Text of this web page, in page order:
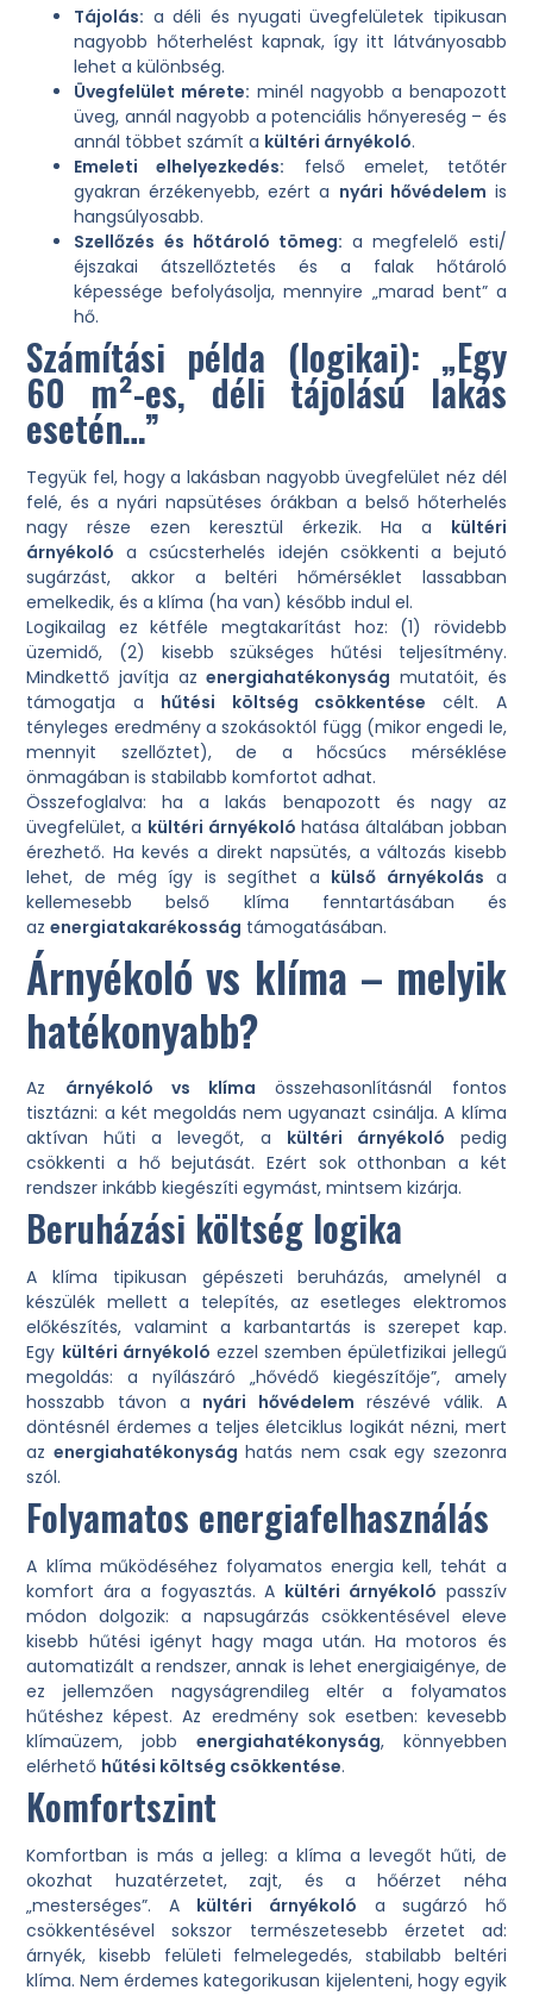
Tájolás: a déli és nyugati üvegfelületek tipikusan
nagyobb hőterhelést kapnak, így itt látványosabb
lehet a különbség.
Üvegfelület mérete: minél nagyobb a benapozott
üveg, annál nagyobb a potenciális hőnyereség – és
annál többet számít a kültéri árnyékoló.
Emeleti elhelyezkedés: felső emelet, tetőtér
gyakran érzékenyebb, ezért a nyári hővédelem is
hangsúlyosabb.
Szellőzés és hőtároló tömeg: a megfelelő esti/
éjszakai átszellőztetés és a falak hőtároló
képessége befolyásolja, mennyire „marad bent” a
hő.
Számítási példa (logikai): „Egy
60 m²-es, déli tájolású lakás
esetén…”
Tegyük fel, hogy a lakásban nagyobb üvegfelület néz dél
felé, és a nyári napsütéses órákban a belső hőterhelés
nagy része ezen keresztül érkezik. Ha a kültéri
árnyékoló a csúcsterhelés idején csökkenti a bejutó
sugárzást, akkor a beltéri hőmérséklet lassabban
emelkedik, és a klíma (ha van) később indul el.
Logikailag ez kétféle megtakarítást hoz: (1) rövidebb
üzemidő, (2) kisebb szükséges hűtési teljesítmény.
Mindkettő javítja azenergiahatékonyság mutatóit, és
támogatja a hűtési költség csökkentése célt. A
tényleges eredmény a szokásoktól függ (mikor engedi le,
mennyit szellőztet), de a hőcsúcs mérséklése
önmagában is stabilabb komfortot adhat.
Összefoglalva: ha a lakás benapozott és nagy az
üvegfelület, a kültéri árnyékoló hatása általában jobban
érezhető. Ha kevés a direkt napsütés, a változás kisebb
lehet, de még így is segíthet a külső árnyékolás a
kellemesebb belső klíma fenntartásában és
azenergiatakarékosság támogatásában.
Árnyékoló vs klíma – melyik
hatékonyabb?
Az árnyékoló vs klíma összehasonlításnál fontos
tisztázni: a két megoldás nem ugyanazt csinálja. A klíma
aktívan hűti a levegőt, a kültéri árnyékoló pedig
csökkenti a hő bejutását. Ezért sok otthonban a két
rendszer inkább kiegészíti egymást, mintsem kizárja.
Beruházási költség logika
A klíma tipikusan gépészeti beruházás, amelynél a
készülék mellett a telepítés, az esetleges elektromos
előkészítés, valamint a karbantartás is szerepet kap.
Egy kültéri árnyékoló ezzel szemben épületfizikai jellegű
megoldás: a nyílászáró „hővédő kiegészítője”, amely
hosszabb távon a nyári hővédelem részévé válik. A
döntésnél érdemes a teljes életciklus logikát nézni, mert
az energiahatékonyság hatás nem csak egy szezonra
szól.
Folyamatos energiafelhasználás
A klíma működéséhez folyamatos energia kell, tehát a
komfort ára a fogyasztás. A kültéri árnyékoló passzív
módon dolgozik: a napsugárzás csökkentésével eleve
kisebb hűtési igényt hagy maga után. Ha motoros és
automatizált a rendszer, annak is lehet energiaigénye, de
ez jellemzően nagyságrendileg eltér a folyamatos
hűtéshez képest. Az eredmény sok esetben: kevesebb
klímaüzem, jobb energiahatékonyság, könnyebben
elérhető hűtési költség csökkentése.
Komfortszint
Komfortban is más a jelleg: a klíma a levegőt hűti, de
okozhat huzatérzetet, zajt, és a hőérzet néha
„mesterséges”. A kültéri árnyékoló a sugárzó hő
csökkentésével sokszor természetesebb érzetet ad:
árnyék, kisebb felületi felmelegedés, stabilabb beltéri
klíma. Nem érdemes kategorikusan kijelenteni, hogy egyik